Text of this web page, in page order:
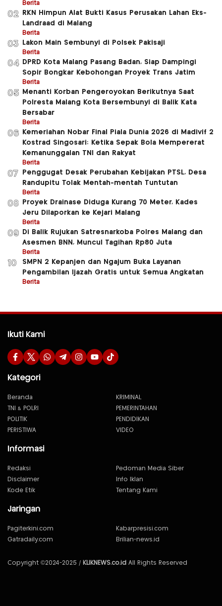
Berita
02
RKN Himpun Alat Bukti Kasus Perusakan Lahan Eks-
Landraad di Malang
Berita
03 Lakon Main Sembunyi di Polsek Pakisaji
Berita
04
DPRD Kota Malang Pasang Badan, Siap Dampingi
Sopir Bongkar Kebohongan Proyek Trans Jatim
Berita
05
Menanti Korban Pengeroyokan Berikutnya Saat
Polresta Malang Kota Bersembunyi di Balik Kata
Bersabar
Berita
06
Kemeriahan Nobar Final Piala Dunia 2026 di Madivif 2
Kostrad Singosari: Ketika Sepak Bola Mempererat
Kemanunggalan TNI dan Rakyat
Berita
07
Penggugat Desak Perubahan Kebijakan PTSL, Desa
Randupitu Tolak Mentah-mentah Tuntutan
Berita
08
Proyek Drainase Diduga Kurang 70 Meter, Kades
Jeru Dilaporkan ke Kejari Malang
Berita
09
Di Balik Rujukan Satresnarkoba Polres Malang dan
Asesmen BNN, Muncul Tagihan Rp80 Juta
Berita
10
SMPN 2 Kepanjen dan Ngajum Buka Layanan
Pengambilan Ijazah Gratis untuk Semua Angkatan
Berita
Ikuti Kami
Kategori
Beranda
KRIMINAL
TNI & POLRI
PEMERINTAHAN
POLITIK
PENDIDIKAN
PERISTIWA
VIDEO
Informasi
Redaksi
Pedoman Media Siber
Disclaimer
Info Iklan
Kode Etik
Tentang Kami
Jaringan
Pagiterkini.com
Kabarpresisi.com
Gatradaily.com
Brilian-news.id
Copyright ©2024-2025 / KLIKNEWS.co.id All Rights Reserved